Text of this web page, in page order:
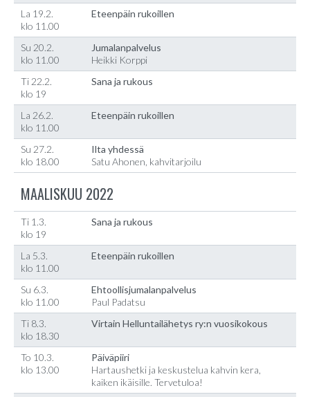
La 19.2.
klo 11.00
Eteenpäin rukoillen
Su 20.2.
klo 11.00
Jumalanpalvelus
Heikki Korppi
Ti 22.2.
klo 19
Sana ja rukous
La 26.2.
klo 11.00
Eteenpäin rukoillen
Su 27.2.
klo 18.00
Ilta yhdessä
Satu Ahonen, kahvitarjoilu
MAALISKUU 2022
Ti 1.3.
klo 19
Sana ja rukous
La 5.3.
klo 11.00
Eteenpäin rukoillen
Su 6.3.
klo 11.00
Ehtoollisjumalanpalvelus
Paul Padatsu
Ti 8.3.
klo 18.30
Virtain Helluntailähetys ry:n vuosikokous
To 10.3.
klo 13.00
Päiväpiiri
Hartaushetki ja keskustelua kahvin kera,
kaiken ikäisille. Tervetuloa!